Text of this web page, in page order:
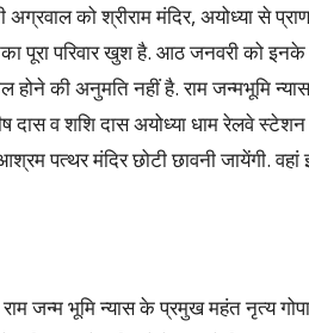
को श्रीराम मंदिर, अयोध्या से प्राण
पूरा परिवार खुश है. आठ जनवरी को इनके
होने की अनुमति नहीं है. राम जन्मभूमि
दास व शशि दास अयोध्या धाम रेलवे
पत्थर मंदिर छोटी छावनी जायेंगी.
जन्म भूमि न्यास के प्रमुख महंत नृत्य